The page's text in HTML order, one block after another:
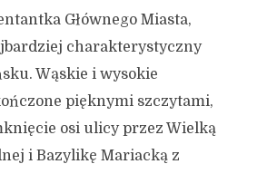
Głównego Miasta,
charakterystyczny
Wąskie i wysokie
pięknymi szczytami,
osi ulicy przez Wielką
i Bazylikę Mariacką z